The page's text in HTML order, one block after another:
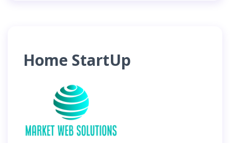
Home StartUp